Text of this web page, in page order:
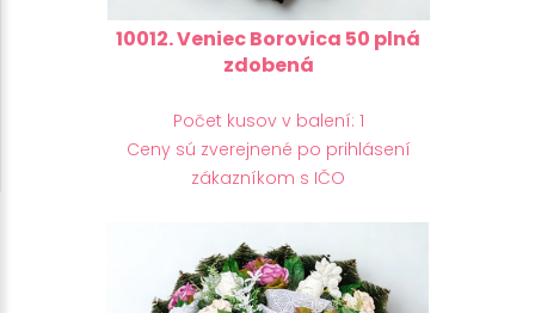
10012. Veniec Borovica 50 plná
zdobená
Počet kusov v balení: 1
Ceny sú zverejnené po prihlásení
zákazníkom s IČO